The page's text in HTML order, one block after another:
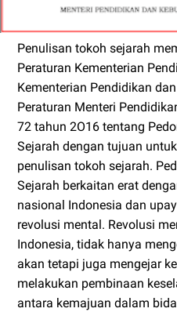
Penulisan tokoh sejarah
Peraturan Kementerian
Kementerian Pendidikan
Peraturan Menteri
72 tahun 2O16 tentang
Sejarah dengan tujuan
penulisan tokoh sejarah.
Sejarah berkaitan erat
nasional Indonesia dan
revolusi mental. Revolusi
Indonesia, tidak hanya
akan tetapi juga mengejar
melakukan pembinaan
antara kemajuan dalam